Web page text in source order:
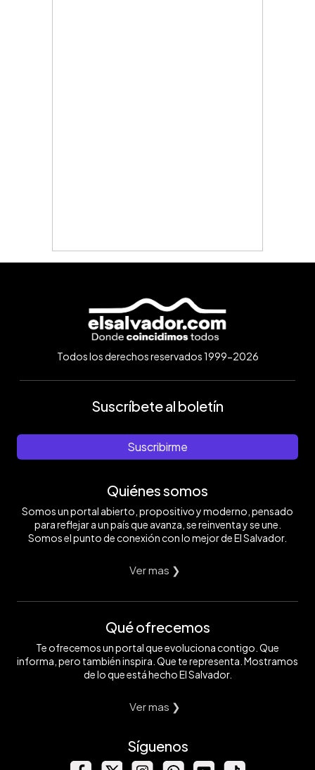
Todos los derechos reservados 1999-2026
Suscríbete al boletín
Suscribirme
Quiénes somos
Somos un portal abierto, propositivo y moderno, pensado
para reflejar a un país que avanza, se reinventa y se une.
Somos el punto de conexión con lo mejor de El Salvador.
Ver mas ❯
Qué ofrecemos
Te ofrecemos un portal que evoluciona contigo. Que
informa, pero también inspira. Que te representa. Mostramos
de lo que está hecho El Salvador.
Ver mas ❯
Síguenos